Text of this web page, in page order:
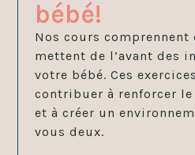
bébé!
Nos cours comprennent
mettent de l’avant des
votre bébé. Ces
contribuer à renforcer
et à créer un
vous deux.